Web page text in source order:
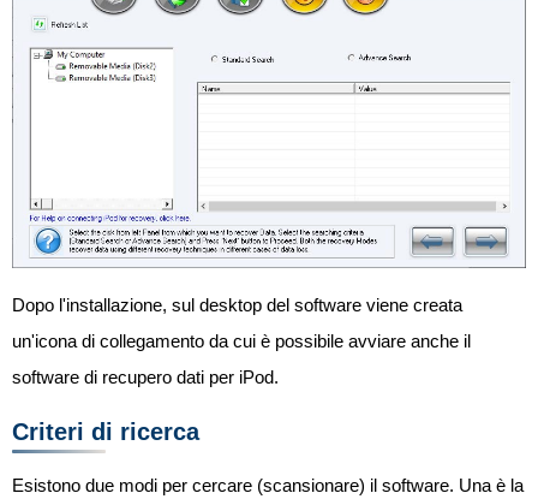
Dopo l'installazione, sul desktop del software viene creata
un'icona di collegamento da cui è possibile avviare anche il
software di recupero dati per iPod.
Criteri di ricerca
Esistono due modi per cercare (scansionare) il software. Una è la